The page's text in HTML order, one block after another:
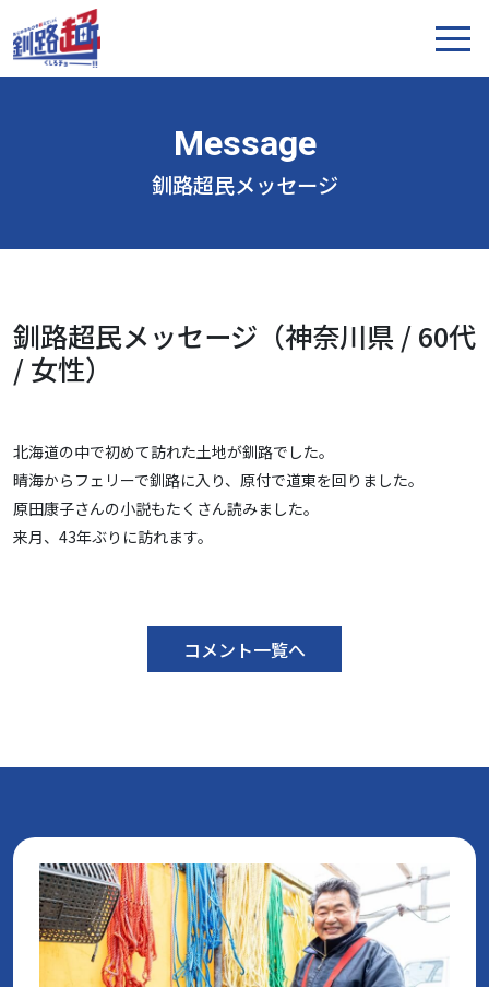
釧路超民メッセージ
釧路超民メッセージ（神奈川県 / 60代
/ 女性）
北海道の中で初めて訪れた土地が釧路でした。
晴海からフェリーで釧路に入り、原付で道東を回りました。
原田康子さんの小説もたくさん読みました。
来月、43年ぶりに訪れます。
コメント一覧へ